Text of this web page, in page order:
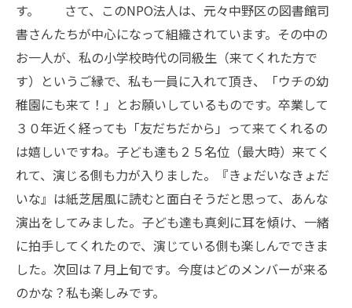
す。 さて、このNPO法人は、元々中野区の図書館司
書さんたちが中心になって組織されています。その中の
お一人が、私の小学校時代の同級生（来てくれた方で
す）というご縁で、私も一員に入れて頂き、「ウチの幼
稚園にも来て！」とお願いしているものです。卒業して
３０年近く経っても「友だちだから」って来てくれるの
は嬉しいですね。子ども達も２５名位（最大時）来てく
れて、演じる側も力が入りました。『きょだいなきょだ
いな』は紙芝居風に読むと面白そうだと思って、あんな
演出をしてみました。子ども達も真剣に耳を傾け、一緒
に拍手してくれたので、演じている側も楽しんでできま
した。次回は７月上旬です。今度はどのメンバーが来る
のかな？私も楽しみです。